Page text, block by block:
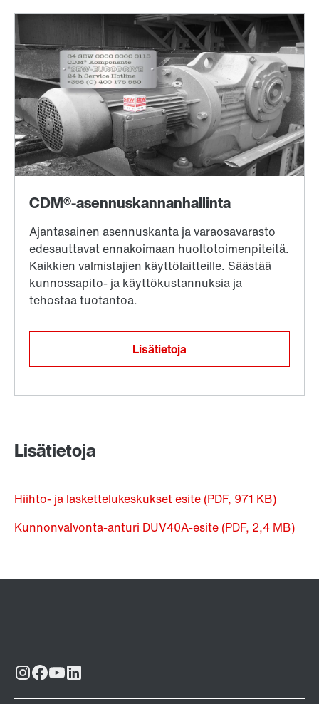
Lisätietoja
Lisätietoja
Hiihto- ja laskettelukeskukset esite (PDF, 971 KB)
Kunnonvalvonta-anturi DUV40A-esite (PDF, 2,4 MB)